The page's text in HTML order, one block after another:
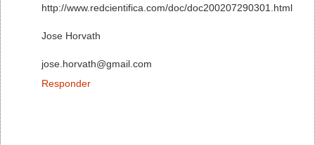
http://www.redcientifica.com/doc/doc200207290301.html
Jose Horvath
jose.horvath@gmail.com
Responder